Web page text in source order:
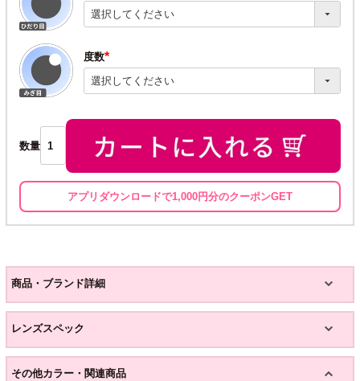
(必
須)
度数
(必
須)
数量
アプリダウンロードで1,000円分のクーポンGET
商品・ブランド詳細
レンズスペック
その他カラー・関連商品